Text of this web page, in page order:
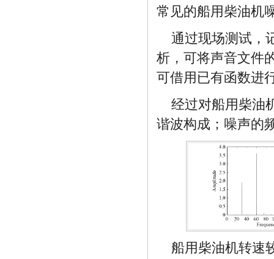
常见的船用柴油机
通过现场测试，
析，可将声音文件
可借用已有函数进
经过对船用柴油
谐波构成；噪声的
船用柴油机转速